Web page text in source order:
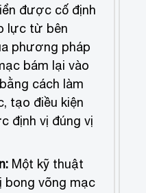
được cố định
lực từ bên
phương pháp
bám lại vào
cách làm
tạo điều kiện
định vị đúng vị
Một kỹ thuật
bong võng mạc